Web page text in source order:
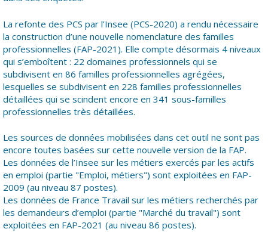
La refonte des PCS par l’Insee (PCS-2020) a rendu nécessaire
la construction d’une nouvelle nomenclature des familles
professionnelles (FAP-2021). Elle compte désormais 4 niveaux
qui s’emboîtent : 22 domaines professionnels qui se
subdivisent en 86 familles professionnelles agrégées,
lesquelles se subdivisent en 228 familles professionnelles
détaillées qui se scindent encore en 341 sous-familles
professionnelles très détaillées.
Les sources de données mobilisées dans cet outil ne sont pas
encore toutes basées sur cette nouvelle version de la FAP.
Les données de l’Insee sur les métiers exercés par les actifs
en emploi (partie "Emploi, métiers") sont exploitées en FAP-
2009 (au niveau 87 postes).
Les données de France Travail sur les métiers recherchés par
les demandeurs d’emploi (partie "Marché du travail") sont
exploitées en FAP-2021 (au niveau 86 postes).